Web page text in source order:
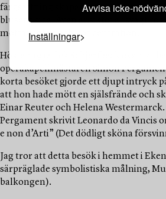
Avvisa icke-
Inställningar
färgsättning skapar rytm, liksom den
blusens sida. Även ansiktet är svagt
mottaglighet och koncentration.
Hösten 1932 fick Schjerfbeck oväntat
operakapellmästaren Simon
korta besöket gjorde ett djupt intryck
att hon hade mött en själsfrände och
Einar Reuter och Helena
Pergament skrivit Leonardo da Vincis
e non d’Arti” (Det dödligt sköna
Jag tror att detta besök i hemmet i
särpräglade symbolistiska målning,
balkongen).